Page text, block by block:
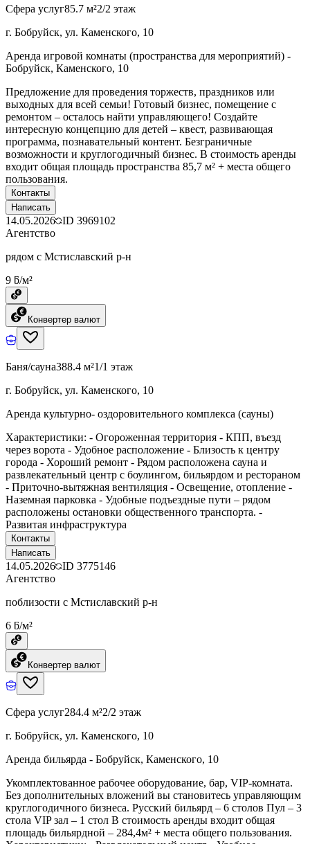
Сфера услуг85.7 м²2/2 этаж
г. Бобруйск, ул. Каменского, 10
Аренда игровой комнаты (пространства для мероприятий) -
Бобруйск, Каменского, 10
Предложение для проведения торжеств, праздников или
выходных для всей семьи! Готовый бизнес, помещение с
ремонтом – осталось найти управляющего! Создайте
интересную концепцию для детей – квест, развивающая
программа, познавательный контент. Безграничные
возможности и круглогодичный бизнес. В стоимость аренды
входит общая площадь пространства 85,7 м² + места общего
пользования.
Контакты
Написать
14.05.2026 ID 3969102
Агентство
рядом с Мстиславский р-н
9 ƃ/м²
Конвертер валют
Баня/сауна388.4 м²1/1 этаж
г. Бобруйск, ул. Каменского, 10
Аренда культурно- оздоровительного комплекса (сауны)
Характеристики: - Огороженная территория - КПП, въезд
через ворота - Удобное расположение - Близость к центру
города - Хороший ремонт - Рядом расположена сауна и
развлекательный центр с боулингом, бильярдом и рестораном
- Приточно-вытяжная вентиляция - Освещение, отопление -
Наземная парковка - Удобные подъездные пути – рядом
расположены остановки общественного транспорта. -
Развитая инфраструктура
Контакты
Написать
14.05.2026 ID 3775146
Агентство
поблизости с Мстиславский р-н
6 ƃ/м²
Конвертер валют
Сфера услуг284.4 м²2/2 этаж
г. Бобруйск, ул. Каменского, 10
Аренда бильярда - Бобруйск, Каменского, 10
Укомплектованное рабочее оборудование, бар, VIP-комната.
Без дополнительных вложений вы становитесь управляющим
круглогодичного бизнеса. Русский бильярд – 6 столов Пул – 3
стола VIP зал – 1 стол В стоимость аренды входит общая
площадь бильярдной – 284,4м² + места общего пользования.